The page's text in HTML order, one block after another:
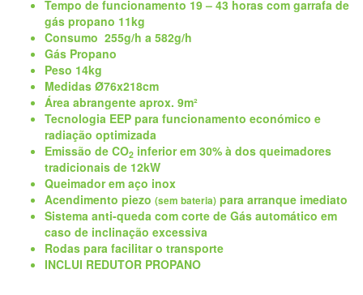
Tempo de funcionamento 19 – 43 horas com garrafa de
gás propano 11kg
Consumo 255g/h a 582g/h
Gás Propano
Peso 14kg
Medidas Ø76x218cm
Área abrangente aprox. 9m²
Tecnologia EEP para funcionamento económico e
radiação optimizada
Emissão de CO2 inferior em 30% à dos queimadores
tradicionais de 12kW
Queimador em aço inox
Acendimento piezo (sem bateria) para arranque imediato
Sistema anti-queda com corte de Gás automático em
caso de inclinação excessiva
Rodas para facilitar o transporte
INCLUI REDUTOR PROPANO